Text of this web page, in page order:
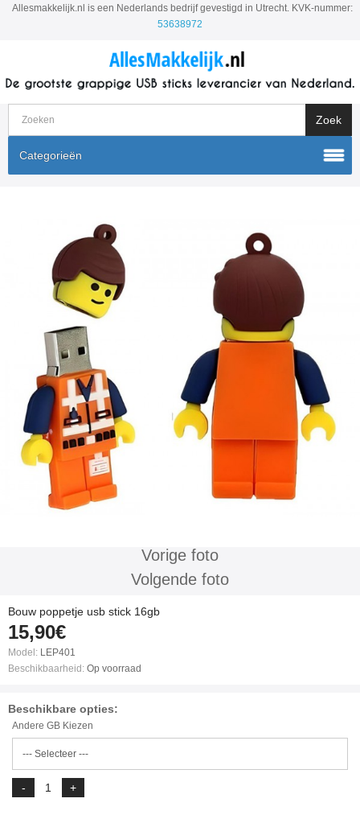
Allesmakkelijk.nl is een Nederlands bedrijf gevestigd in Utrecht. KVK-nummer:
53638972
Categorieën
Vorige foto
Volgende foto
Bouw poppetje usb stick 16gb
15,90€
Model: LEP401
Beschikbaarheid: Op voorraad
Beschikbare opties:
Andere GB Kiezen